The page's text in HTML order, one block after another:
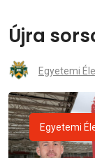
Újra
Egyetemi
Egyetemi